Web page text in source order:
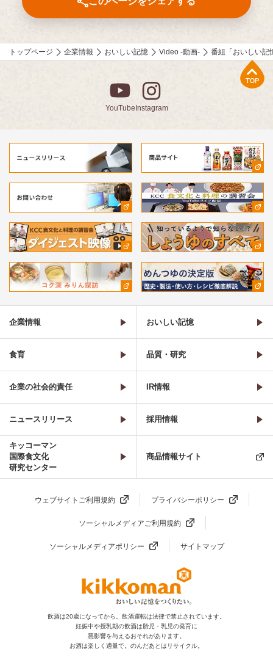
トップページ 企業情報 おいしい記憶 Video -動画- 番組「おいしい
YouTubeInstagram
企業情報 おいしい記憶
食育 品質・研究
企業の社会的責任 IR情報
ニュースリリース 採用情報
キッコーマン
国際食文化
研究センター
商品情報サイト
ウェブサイトご利用規約 プライバシーポリシー
ソーシャルメディアご利用規約
ソーシャルメディアポリシー サイトマップ
飲酒は20歳になってから。飲酒運転は法律で禁止されています。
妊娠中や授乳期の飲酒は胎児・乳児の発育に
悪影響を与えるおそれがあります。
お酒は楽しく適量で。のんだあとはリサイクル。